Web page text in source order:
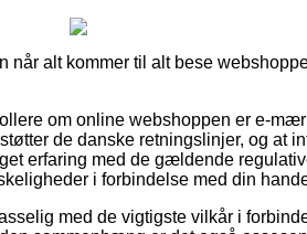
når alt kommer til alt bese
om online webshoppen er e-
de danske retningslinjer, og at
erfaring med de gældende
i forbindelse med din
med de vigtigste vilkår i